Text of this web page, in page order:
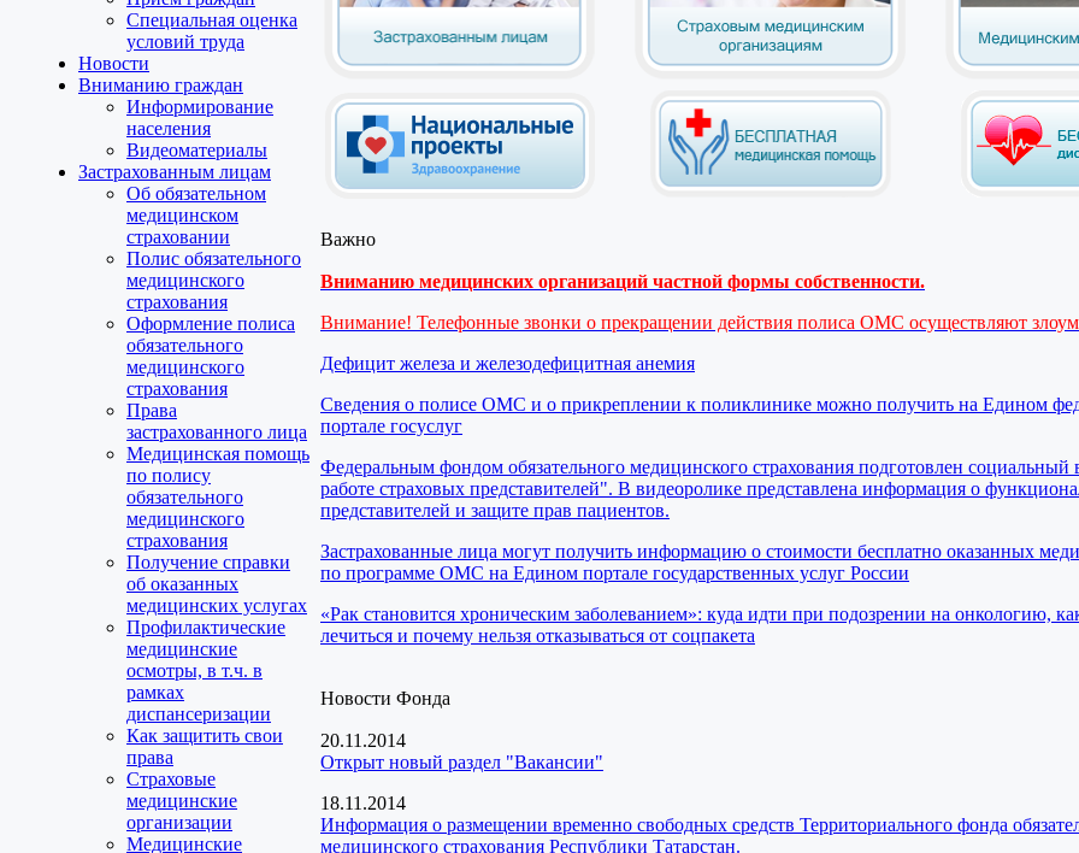
Специальная оценка
условий труда
Новости
Вниманию граждан
Информирование
населения
Видеоматериалы
Застрахованным лицам
Об обязательном
медицинском
страховании
Полис обязательного
медицинского
страхования
Оформление полиса
обязательного
медицинского
страхования
Права
застрахованного лица
Медицинская помощь
по полису
обязательного
медицинского
страхования
Получение справки
об оказанных
медицинских услугах
Профилактические
медицинские
осмотры, в т.ч. в
рамках
диспансеризации
Как защитить свои
права
Страховые
медицинские
организации
Медицинские
Важно
Вниманию медицинских организаций частной формы собственности.
Внимание! Телефонные звонки о прекращении действия полиса ОМС осуществляют
Дефицит железа и железодефицитная анемия
Сведения о полисе ОМС и о прикреплении к поликлинике можно получить на Едином
портале госуслуг
Федеральным фондом обязательного медицинского страхования подготовлен
работе страховых представителей". В видеоролике представлена информация о
представителей и защите прав пациентов.
Застрахованные лица могут получить информацию о стоимости бесплатно оказанных
по программе ОМС на Едином портале государственных услуг России
«Рак становится хроническим заболеванием»: куда идти при подозрении на онкологию,
лечиться и почему нельзя отказываться от соцпакета
Новости Фонда
20.11.2014
Открыт новый раздел "Вакансии"
18.11.2014
Информация о размещении временно свободных средств Территориального фонда
медицинского страхования Республики Татарстан.